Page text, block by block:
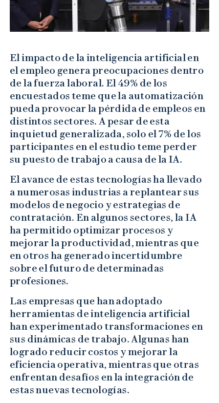
El impacto de la inteligencia artificial en
el empleo genera preocupaciones dentro
de la fuerza laboral. El 49% de los
encuestados teme que la automatización
pueda provocar la pérdida de empleos en
distintos sectores. A pesar de esta
inquietud generalizada, solo el 7% de los
participantes en el estudio teme perder
su puesto de trabajo a causa de la IA.
El avance de estas tecnologías ha llevado
a numerosas industrias a replantear sus
modelos de negocio y estrategias de
contratación. En algunos sectores, la IA
ha permitido optimizar procesos y
mejorar la productividad, mientras que
en otros ha generado incertidumbre
sobre el futuro de determinadas
profesiones.
Las empresas que han adoptado
herramientas de inteligencia artificial
han experimentado transformaciones en
sus dinámicas de trabajo. Algunas han
logrado reducir costos y mejorar la
eficiencia operativa, mientras que otras
enfrentan desafíos en la integración de
estas nuevas tecnologías.